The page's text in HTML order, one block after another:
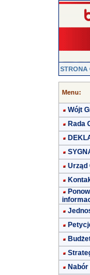
STRONA
Menu:
Wójt
Rada
Urząd